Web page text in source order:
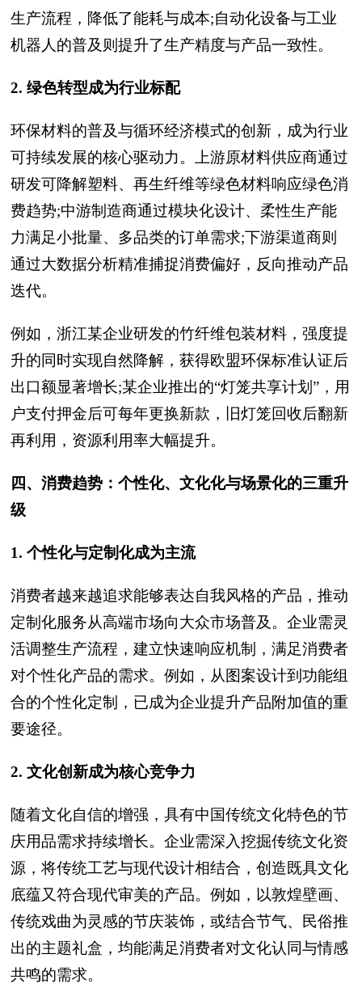
生产流程，降低了能耗与成本;自动化设备与工业
机器人的普及则提升了生产精度与产品一致性。
2. 绿色转型成为行业标配
环保材料的普及与循环经济模式的创新，成为行业
可持续发展的核心驱动力。上游原材料供应商通过
研发可降解塑料、再生纤维等绿色材料响应绿色消
费趋势;中游制造商通过模块化设计、柔性生产能
力满足小批量、多品类的订单需求;下游渠道商则
通过大数据分析精准捕捉消费偏好，反向推动产品
迭代。
例如，浙江某企业研发的竹纤维包装材料，强度提
升的同时实现自然降解，获得欧盟环保标准认证后
出口额显著增长;某企业推出的“灯笼共享计划”，用
户支付押金后可每年更换新款，旧灯笼回收后翻新
再利用，资源利用率大幅提升。
四、消费趋势：个性化、文化化与场景化的三重升
级
1. 个性化与定制化成为主流
消费者越来越追求能够表达自我风格的产品，推动
定制化服务从高端市场向大众市场普及。企业需灵
活调整生产流程，建立快速响应机制，满足消费者
对个性化产品的需求。例如，从图案设计到功能组
合的个性化定制，已成为企业提升产品附加值的重
要途径。
2. 文化创新成为核心竞争力
随着文化自信的增强，具有中国传统文化特色的节
庆用品需求持续增长。企业需深入挖掘传统文化资
源，将传统工艺与现代设计相结合，创造既具文化
底蕴又符合现代审美的产品。例如，以敦煌壁画、
传统戏曲为灵感的节庆装饰，或结合节气、民俗推
出的主题礼盒，均能满足消费者对文化认同与情感
共鸣的需求。